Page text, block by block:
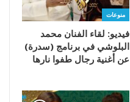
منوعات
فيديو: لقاء الفنان محمد
البلوشي في برنامج (سدرة)
عن أغنية رجال طفوا نارها